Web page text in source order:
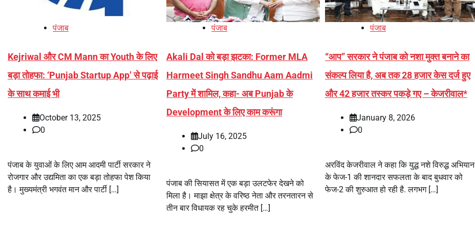
पंजाब
Kejriwal और CM Mann का Youth के लिए
बड़ा तोहफा: ‘Punjab Startup App’ से पढ़ाई
के साथ कमाई भी
October 13, 2025
0
पंजाब के युवाओं के लिए आम आदमी पार्टी सरकार ने
रोजगार और उद्यमिता का एक बड़ा तोहफा पेश किया
है। मुख्यमंत्री भगवंत मान और पार्टी […]
पंजाब
Akali Dal को बड़ा झटका: Former MLA
Harmeet Singh Sandhu Aam Aadmi
Party में शामिल, कहा- अब Punjab के
Development के लिए काम करूंगा
July 16, 2025
0
पंजाब की सियासत में एक बड़ा उलटफेर देखने को
मिला है। माझा क्षेत्र के वरिष्ठ नेता और तरनतारन से
तीन बार विधायक रह चुके हरमीत […]
पंजाब
“आप” सरकार ने पंजाब को नशा मुक्त बनाने का
संकल्प लिया है, अब तक 28 हजार केस दर्ज हुए
और 42 हजार तस्कर पकड़े गए – केजरीवाल*
January 8, 2026
0
अरविंद केजरीवाल ने कहा कि युद्ध नशे विरुद्ध अभियान
के फेज-1 की शानदार सफलता के बाद बुधवार को
फेज-2 की शुरुआत हो रही है. लगभग […]